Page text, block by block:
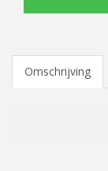
Omschrijving